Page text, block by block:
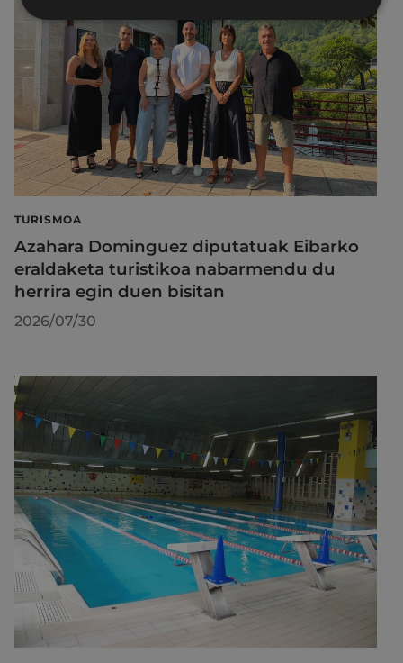
TURISMOA
Azahara Dominguez diputatuak Eibarko
eraldaketa turistikoa nabarmendu du
herrira egin duen bisitan
2026/07/30